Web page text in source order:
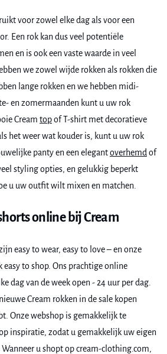
voor zowel elke dag als voor een
Een rok kan dus veel potentiële
en is ook een vaste waarde in veel
we zowel wijde rokken als rokken die
lange rokken en we hebben midi-
en zomermaanden kunt u uw rok
Cream topof T-shirt met decoratieve
het weer wat kouder is, kunt u uw rok
panty en een elegantoverhemd of
styling opties, en gelukkig beperkt
u uw outfit wilt mixen en matchen.
online bij Cream
easy to wear, easy to love – en onze
easy to shop. Ons prachtige online
dag van de week open - 24 uur per dag.
Cream rokken in de sale kopen
Onze webshop is gemakkelijk te
inspiratie, zodat u gemakkelijk uw eigen
u shopt op cream-clothing.com,